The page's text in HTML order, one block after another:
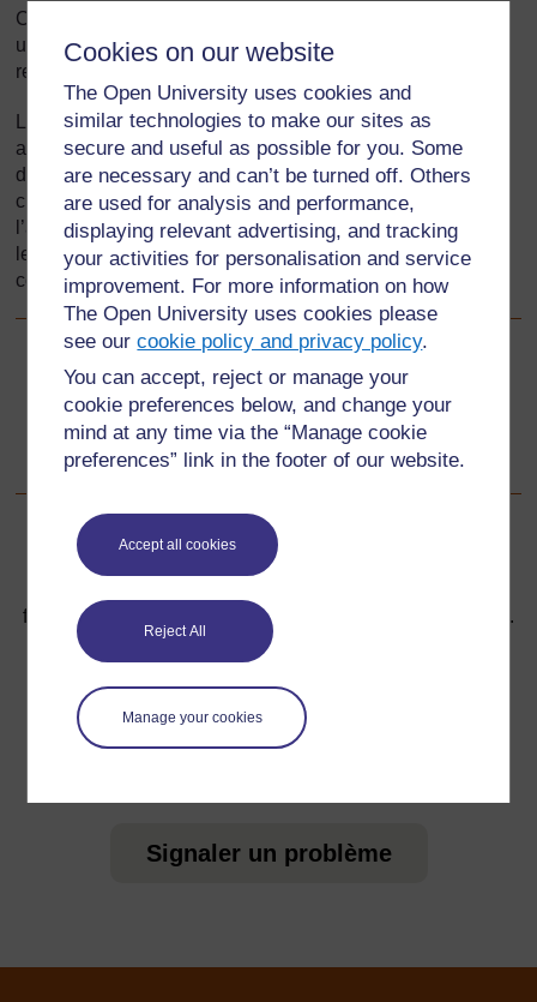
Cookies on our website
The Open University uses cookies and
similar technologies to make our sites as
secure and useful as possible for you. Some
are necessary and can’t be turned off. Others
are used for analysis and performance,
displaying relevant advertising, and tracking
your activities for personalisation and service
improvement. For more information on how
The Open University uses cookies please
see ourcookie policy and privacy policy.
You can accept, reject or manage your
cookie preferences below, and change your
mind at any time via the “Manage cookie
preferences” link in the footer of our website.
Accept all cookies
Reject All
Manage your cookies
Ce guide a pour but de soutenir les enseignants dans leur
utilisation du matériel pédagogique (aussi appelé les
ressources) et des activités TESSA dans leurs classes.
Le matériel pédagogique et les ressources TESSA
améliorent l'enseignement et se concentrent sur le
développement de la pratique des enseignants dans leur
classe, dans les domaines clés du programme, à savoir,
l’alphabétisation (lecture et écriture), les mathématiques,
les sciences, les sciences humaines et arts et les
compétences de la vie courante.
Suivant
Suivant
1. A quelle partie de votre programme TESSA peut-il
s'insérer ?
foire aux questions qui peut vous fournir l'aide nécessaire.
Vous avez une question ?
Signaler un problème